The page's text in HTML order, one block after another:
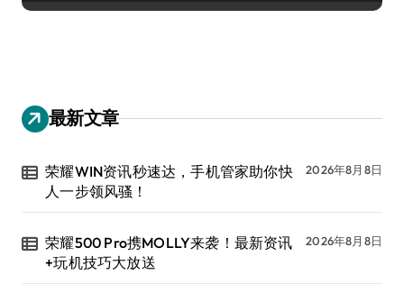
最新文章
荣耀WIN资讯秒速达，手机管家助你快
人一步领风骚！
2026年8月8日
荣耀500 Pro携MOLLY来袭！最新资讯
+玩机技巧大放送
2026年8月8日